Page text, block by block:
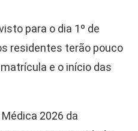
para o dia 1º de
residentes terão pouco
e o início das
2026 da